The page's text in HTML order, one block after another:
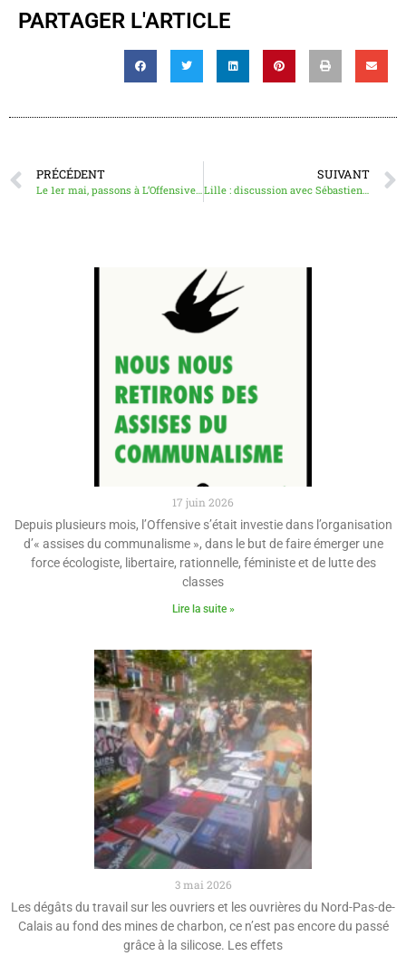
PARTAGER L'ARTICLE
PRÉCÉDENT
Le 1er mai, passons à L’Offensive et buvons ensemble L’OffenSoupe !
SUIVANT
Lille : discussion avec Sébastien Bourdon (auteur, journaliste à Mediapart, spécialiste de l’extrême droite) et débat autour des luttes antifascistes
17 juin 2026
Depuis plusieurs mois, l’Offensive s’était investie dans l’organisation
d’« assises du communalisme », dans le but de faire émerger une
force écologiste, libertaire, rationnelle, féministe et de lutte des
classes
Lire la suite »
3 mai 2026
Les dégâts du travail sur les ouvriers et les ouvrières du Nord-Pas-de-
Calais au fond des mines de charbon, ce n’est pas encore du passé
grâce à la silicose. Les effets